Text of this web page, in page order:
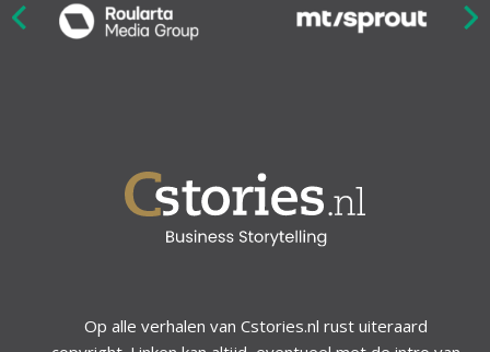
Op alle verhalen van Cstories.nl rust uiteraard